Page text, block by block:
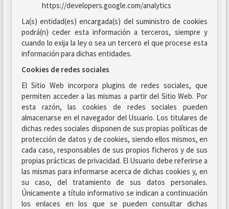
https://developers.google.com/analytics
La(s) entidad(es) encargada(s) del suministro de cookies
podrá(n) ceder esta información a terceros, siempre y
cuando lo exija la ley o sea un tercero el que procese esta
información para dichas entidades.
Cookies de redes sociales
El Sitio Web incorpora plugins de redes sociales, que
permiten acceder a las mismas a partir del Sitio Web. Por
esta razón, las cookies de redes sociales pueden
almacenarse en el navegador del Usuario. Los titulares de
dichas redes sociales disponen de sus propias políticas de
protección de datos y de cookies, siendo ellos mismos, en
cada caso, responsables de sus propios ficheros y de sus
propias prácticas de privacidad. El Usuario debe referirse a
las mismas para informarse acerca de dichas cookies y, en
su caso, del tratamiento de sus datos personales.
Únicamente a título informativo se indican a continuación
los enlaces en los que se pueden consultar dichas